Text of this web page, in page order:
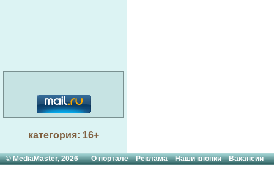
категория: 16+
© MediaMaster, 2026О портале Реклама Наши кнопки Вакансии